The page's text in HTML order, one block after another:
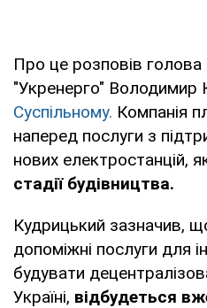
Про це розповів
"Укренерго" Володимир
Суспільному. Компанія
наперед послуги з
нових електростанцій,
стадії будівництва.
Кудрицький зазначив,
допоміжні послуги для
будувати
Україні, відбудеться